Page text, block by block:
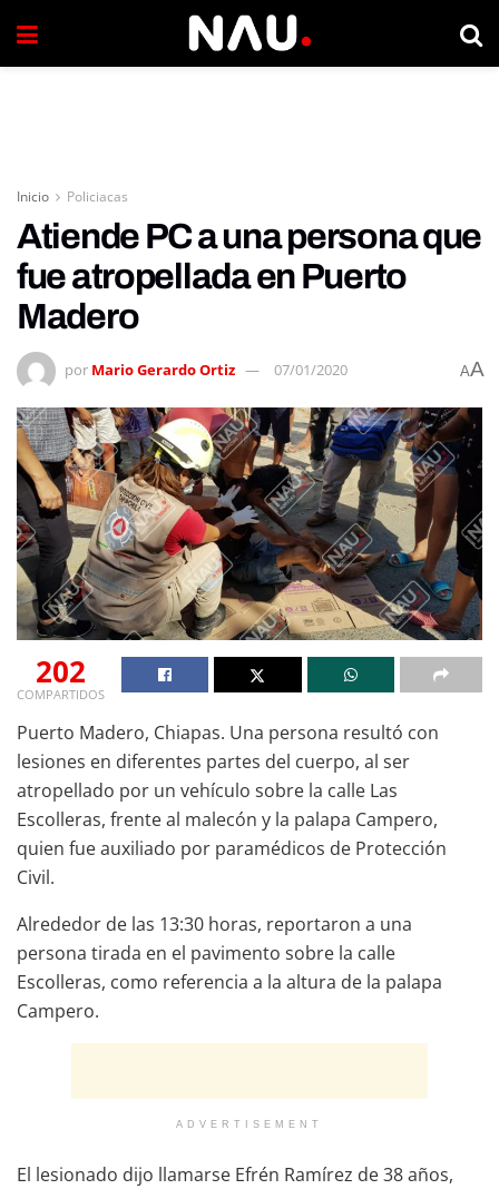
Inicio Policiacas
Atiende PC a una persona que
fue atropellada en Puerto
Madero
por Mario Gerardo Ortiz 07/01/2020 AA
202
COMPARTIDOS
Puerto Madero, Chiapas. Una persona resultó con
lesiones en diferentes partes del cuerpo, al ser
atropellado por un vehículo sobre la calle Las
Escolleras, frente al malecón y la palapa Campero,
quien fue auxiliado por paramédicos de Protección
Civil.
Alrededor de las 13:30 horas, reportaron a una
persona tirada en el pavimento sobre la calle
Escolleras, como referencia a la altura de la palapa
Campero.
ADVERTISEMENT
El lesionado dijo llamarse Efrén Ramírez de 38 años,